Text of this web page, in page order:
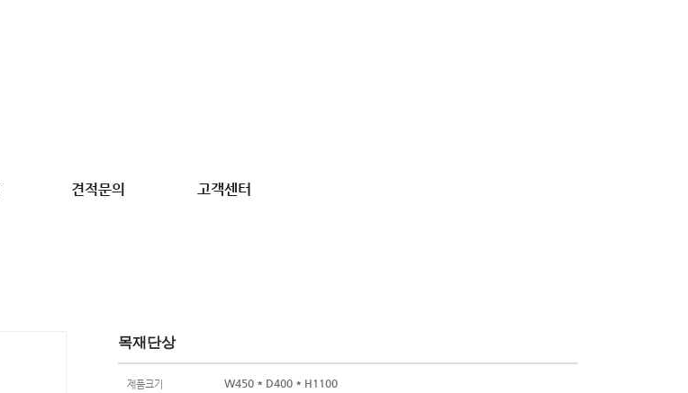
견적문의 고객센터
목재단상
제품크기 W450 * D400 * H1100